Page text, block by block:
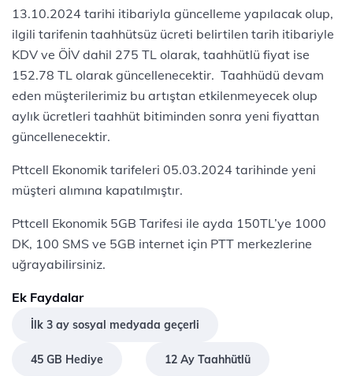
13.10.2024 tarihi itibariyla güncelleme yapılacak olup,
ilgili tarifenin taahhütsüz ücreti belirtilen tarih itibariyle
KDV ve ÖİV dahil 275 TL olarak, taahhütlü fiyat ise
152.78 TL olarak güncellenecektir. Taahhüdü devam
eden müşterilerimiz bu artıştan etkilenmeyecek olup
aylık ücretleri taahhüt bitiminden sonra yeni fiyattan
güncellenecektir.
Pttcell Ekonomik tarifeleri 05.03.2024 tarihinde yeni
müşteri alımına kapatılmıştır.
Pttcell Ekonomik 5GB Tarifesi ile ayda 150TL’ye 1000
DK, 100 SMS ve 5GB internet için PTT merkezlerine
uğrayabilirsiniz.
Ek Faydalar
İlk 3 ay sosyal medyada geçerli
45 GB Hediye 12 Ay Taahhütlü